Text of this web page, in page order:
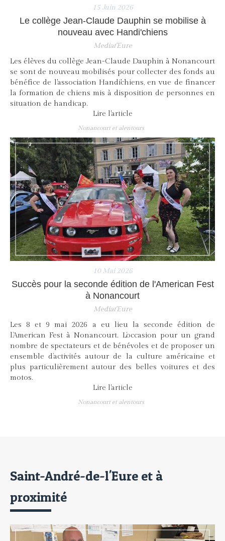
15 Juin 2026
Le collège Jean-Claude Dauphin se mobilise à
nouveau avec Handi'chiens
Mediat'Eure
Les élèves du collège Jean-Claude Dauphin à Nonancourt
se sont de nouveau mobilisés pour collecter des fonds au
bénéfice de l'association Handi'chiens, en vue de financer
la formation de chiens mis à disposition de personnes en
situation de handicap.
Lire l'article
Nonancourt et alentours
10 Mai 2026
Succès pour la seconde édition de l'American Fest
à Nonancourt
Mediat'Eure
Les 8 et 9 mai 2026 a eu lieu la seconde édition de
l’American Fest à Nonancourt. L’occasion pour un grand
nombre de spectateurs et de bénévoles et de proposer un
ensemble d’activités autour de la culture américaine et
plus particulièrement autour des belles voitures et des
motos.
Lire l'article
Nonancourt et alentours
Saint-André-de-l'Eure et à
proximité